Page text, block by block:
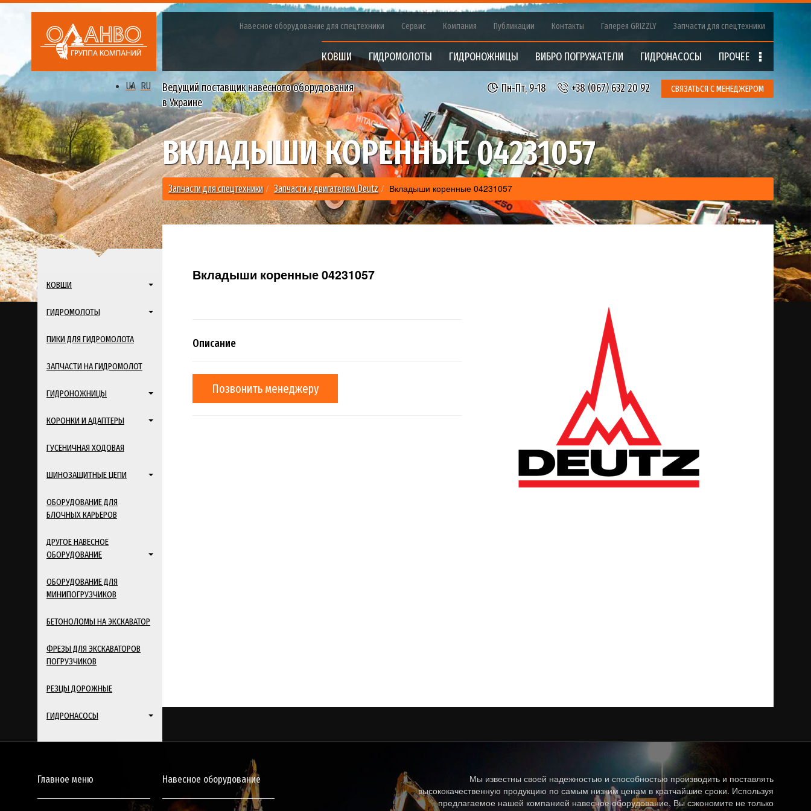
Навесное оборудование для спецтехники Сервис Компания Публикации Контакты Галерея GRIZZLY Запчасти для спецтехники
КОВШИ ГИДРОМОЛОТЫ ГИДРОНОЖНИЦЫ ВИБРО ПОГРУЖАТЕЛИ ГИДРОНАCOCЫ ПРОЧЕЕ
UA RU
Ведущий поставщик навесного оборудования
в Украине
Пн-Пт, 9-18 +38 (067) 632 20 92 СВЯЗАТЬСЯ С МЕНЕДЖЕРОМ
ВКЛАДЫШИ КОРЕННЫЕ 04231057
Запчасти для спецтехники Запчасти к двигателям Deutz Вкладыши коренные 04231057
КОВШИ
ГИДРОМОЛОТЫ
ПИКИ ДЛЯ ГИДРОМОЛОТА
ЗАПЧАСТИ НА ГИДРОМОЛОТ
ГИДРОНОЖНИЦЫ
КОРОНКИ И АДАПТЕРЫ
ГУСЕНИЧНАЯ ХОДОВАЯ
ШИНОЗАЩИТНЫЕ ЦЕПИ
ОБОРУДОВАНИЕ ДЛЯ
БЛОЧНЫХ КАРЬЕРОВ
ДРУГОЕ НАВЕСНОЕ
ОБОРУДОВАНИЕ
ОБОРУДОВАНИЕ ДЛЯ
МИНИПОГРУЗЧИКОВ
БЕТОНОЛОМЫ НА ЭКСКАВАТОР
ФРЕЗЫ ДЛЯ ЭКСКАВАТОРОВ
ПОГРУЗЧИКОВ
РЕЗЦЫ ДОРОЖНЫЕ
ГИДРОНАСОСЫ
Вкладыши коренные 04231057
Описание
Позвонить менеджеру
Главное меню Навесное оборудование
Мы известны своей надежностью и способностью производить и поставлять
высококачественную продукцию по самым низким ценам в кратчайшие сроки. Используя
предлагаемое нашей компанией навесное оборудование, Вы сэкономите не только